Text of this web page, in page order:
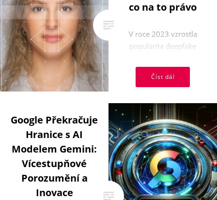
co na to právo
V roce 2023 vzrostla
popularita deepfake
významným právním
Číst dál
Google Překračuje
Hranice s AI
Modelem Gemini:
Vícestupňové
Porozumění a
Inovace